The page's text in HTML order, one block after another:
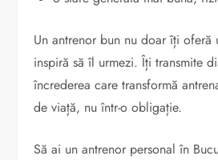
Un antrenor bun nu doar îți
inspiră să îl urmezi. Îți transmite
încrederea care transformă
de viață, nu într-o obligație.
Să ai un antrenor personal în